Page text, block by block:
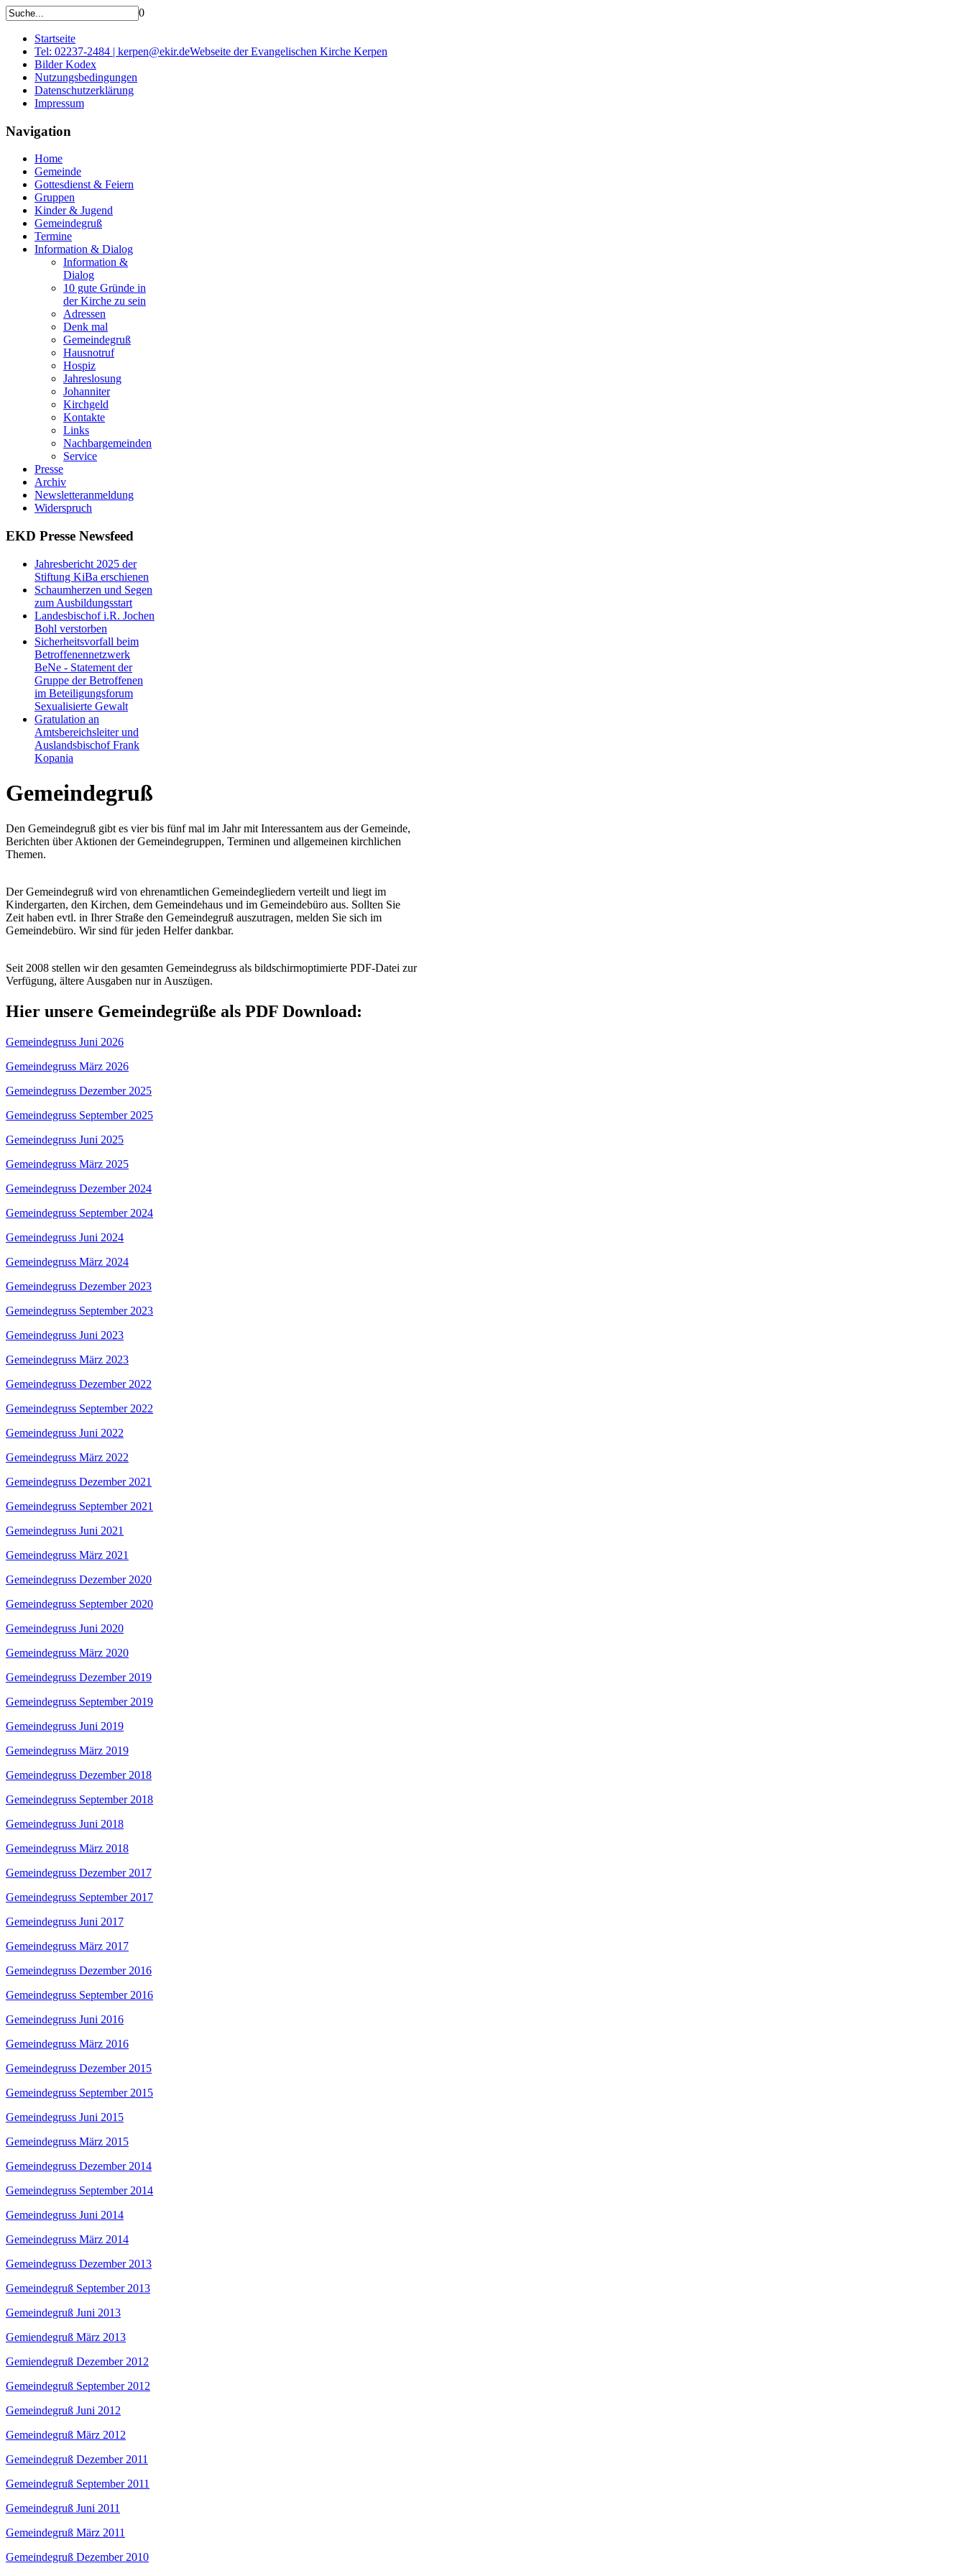
0
Startseite
Tel: 02237-2484 | kerpen@ekir.deWebseite der Evangelischen Kirche Kerpen
Bilder Kodex
Nutzungsbedingungen
Datenschutzerklärung
Impressum
Navigation
Home
Gemeinde
Gottesdienst & Feiern
Gruppen
Kinder & Jugend
Gemeindegruß
Termine
Information & Dialog
Information &
Dialog
10 gute Gründe in
der Kirche zu sein
Adressen
Denk mal
Gemeindegruß
Hausnotruf
Hospiz
Jahreslosung
Johanniter
Kirchgeld
Kontakte
Links
Nachbargemeinden
Service
Presse
Archiv
Newsletteranmeldung
Widerspruch
EKD Presse Newsfeed
Jahresbericht 2025 der
Stiftung KiBa erschienen
Schaumherzen und Segen
zum Ausbildungsstart
Landesbischof i.R. Jochen
Bohl verstorben
Sicherheitsvorfall beim
Betroffenennetzwerk
BeNe - Statement der
Gruppe der Betroffenen
im Beteiligungsforum
Sexualisierte Gewalt
Gratulation an
Amtsbereichsleiter und
Auslandsbischof Frank
Kopania
Gemeindegruß
Den Gemeindegruß gibt es vier bis fünf mal im Jahr mit Interessantem aus der Gemeinde,
Berichten über Aktionen der Gemeindegruppen, Terminen und allgemeinen kirchlichen
Themen.
Der Gemeindegruß wird von ehrenamtlichen Gemeindegliedern verteilt und liegt im
Kindergarten, den Kirchen, dem Gemeindehaus und im Gemeindebüro aus. Sollten Sie
Zeit haben evtl. in Ihrer Straße den Gemeindegruß auszutragen, melden Sie sich im
Gemeindebüro. Wir sind für jeden Helfer dankbar.
Seit 2008 stellen wir den gesamten Gemeindegruss als bildschirmoptimierte PDF-Datei zur
Verfügung, ältere Ausgaben nur in Auszügen.
Hier unsere Gemeindegrüße als PDF Download:
Gemeindegruss Juni 2026
Gemeindegruss März 2026
Gemeindegruss Dezember 2025
Gemeindegruss September 2025
Gemeindegruss Juni 2025
Gemeindegruss März 2025
Gemeindegruss Dezember 2024
Gemeindegruss September 2024
Gemeindegruss Juni 2024
Gemeindegruss März 2024
Gemeindegruss Dezember 2023
Gemeindegruss September 2023
Gemeindegruss Juni 2023
Gemeindegruss März 2023
Gemeindegruss Dezember 2022
Gemeindegruss September 2022
Gemeindegruss Juni 2022
Gemeindegruss März 2022
Gemeindegruss Dezember 2021
Gemeindegruss September 2021
Gemeindegruss Juni 2021
Gemeindegruss März 2021
Gemeindegruss Dezember 2020
Gemeindegruss September 2020
Gemeindegruss Juni 2020
Gemeindegruss März 2020
Gemeindegruss Dezember 2019
Gemeindegruss September 2019
Gemeindegruss Juni 2019
Gemeindegruss März 2019
Gemeindegruss Dezember 2018
Gemeindegruss September 2018
Gemeindegruss Juni 2018
Gemeindegruss März 2018
Gemeindegruss Dezember 2017
Gemeindegruss September 2017
Gemeindegruss Juni 2017
Gemeindegruss März 2017
Gemeindegruss Dezember 2016
Gemeindegruss September 2016
Gemeindegruss Juni 2016
Gemeindegruss März 2016
Gemeindegruss Dezember 2015
Gemeindegruss September 2015
Gemeindegruss Juni 2015
Gemeindegruss März 2015
Gemeindegruss Dezember 2014
Gemeindegruss September 2014
Gemeindegruss Juni 2014
Gemeindegruss März 2014
Gemeindegruss Dezember 2013
Gemeindegruß September 2013
Gemeindegruß Juni 2013
Gemiendegruß März 2013
Gemiendegruß Dezember 2012
Gemeindegruß September 2012
Gemeindegruß Juni 2012
Gemeindegruß März 2012
Gemeindegruß Dezember 2011
Gemeindegruß September 2011
Gemeindegruß Juni 2011
Gemeindegruß März 2011
Gemeindegruß Dezember 2010